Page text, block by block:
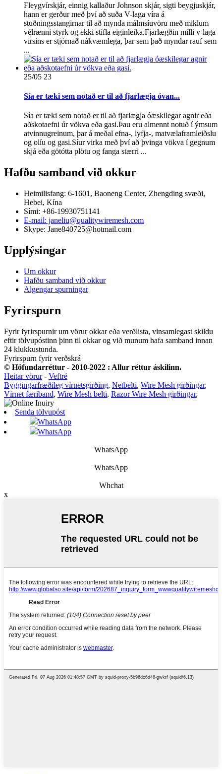
Fleygvírskjár, einnig kallaður Johnson skjár, sigti beygjuskjár,
hann er gerður með því að suða V-laga víra á
stuðningsstangirnar til að mynda málmsíuvöru með miklum
vélrænni styrk og ekki stífla eiginleika.Fjarlægðin milli v-laga
vírsins er stjórnað nákvæmlega, þar sem það myndar rauf sem
...
25/05 23
Sía er tæki sem notað er til að fjarlægja óvan...
Sía er tæki sem notað er til að fjarlægja óæskilegar agnir eða
aðskotaefni úr vökva eða gasi.Þau eru almennt notuð í ýmsum
atvinnugreinum, þar á meðal efna-, lyfja-, matvælaframleiðslu
og olíu og gasi.Síur virka með því að þvinga vökva í gegnum
skjá eða götótta plötu og fanga stærri ...
Hafðu samband við okkur
Heimilisfang: 6-1601, Baoneng Center, Zhengding svæði,
Hebei, Kína
Sími: +86-19930751141
E-mail: janeliu@qualitywiremesh.com
Skype: Jane840725@hotmail.com
Upplýsingar
Um okkur
Hafðu samband við okkur
Algengar spurningar
Fyrirspurn
Fyrir fyrirspurnir um vörur okkar eða verðlista, vinsamlegast skildu
eftir tölvupóstinn þinn til okkar og við munum hafa samband innan
24 klukkustunda.
Fyrirspurn fyrir verðskrá
© Höfundarréttur - 2010-2022 : Allur réttur áskilinn.
Heitar vörur- Veftré
Byggingarfræðileg vírnetsgirðing, Netbelti, Wire Mesh girðingar,
Vírnet færiband, Wire Mesh belti, Razor Wire Mesh girðingar,
Senda tölvupóst
WhatsApp
WhatsApp
WhatsApp
WhatsApp
Whchat
x